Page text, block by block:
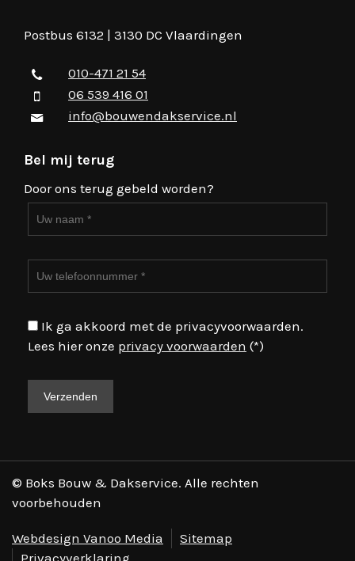
Postbus 6132 | 3130 DC Vlaardingen
010-471 21 54
06 539 416 01
info@bouwendakservice.nl
Bel mij terug
Door ons terug gebeld worden?
Ik ga akkoord met de privacyvoorwaarden.
Lees hier onze privacy voorwaarden (*)
© Boks Bouw & Dakservice. Alle rechten
voorbehouden
Webdesign Vanoo Media
Sitemap
Privacyverklaring